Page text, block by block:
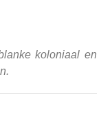
koloniaal en